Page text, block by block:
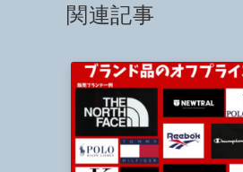
関連記事